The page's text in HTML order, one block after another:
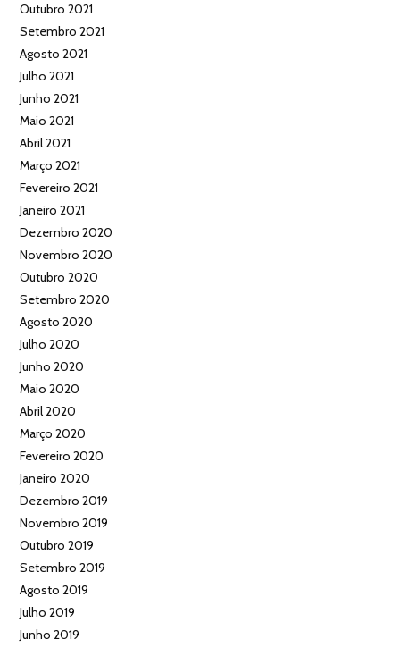
Outubro 2021
Setembro 2021
Agosto 2021
Julho 2021
Junho 2021
Maio 2021
Abril 2021
Março 2021
Fevereiro 2021
Janeiro 2021
Dezembro 2020
Novembro 2020
Outubro 2020
Setembro 2020
Agosto 2020
Julho 2020
Junho 2020
Maio 2020
Abril 2020
Março 2020
Fevereiro 2020
Janeiro 2020
Dezembro 2019
Novembro 2019
Outubro 2019
Setembro 2019
Agosto 2019
Julho 2019
Junho 2019